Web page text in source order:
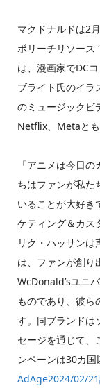
マクドナルドは2
ボリーチリソース
は、漫画家でDC
ブライト氏のイラ
のミュージックビ
Netflix、Metaとも
「アニメは今日
ちはファンが私た
いることが大好き
ケティング＆カス
リク・ハッサンは
は、ファンが創り
WcDonald’sユニ
ものであり、彼ら
す。同ブランドは
セージを通じて、
ンペーンは30カ
AdAge2024/02/